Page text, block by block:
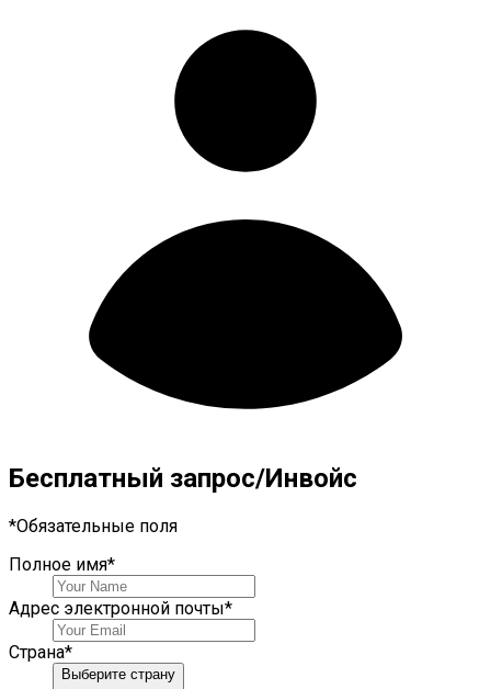
Бесплатный запрос/Инвойс
*Обязательные поля
Полное имя*
Адрес электронной почты*
Страна*
Выберите страну